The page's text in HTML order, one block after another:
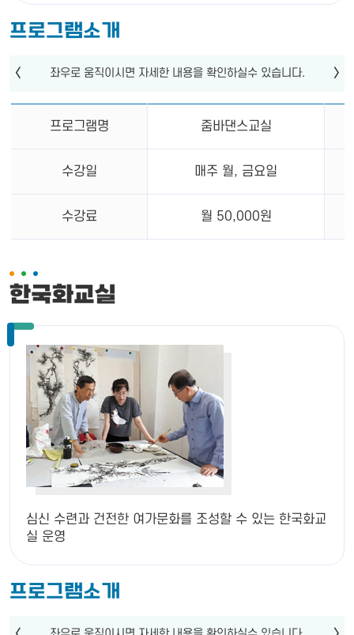
프로그램소개
프로그램명 줌바댄스교실
수강일 매주 월, 금요일
수강료 월 50,000원
한국화교실
심신 수련과 건전한 여가문화를 조성할 수 있는 한국화교
실 운영
프로그램소개